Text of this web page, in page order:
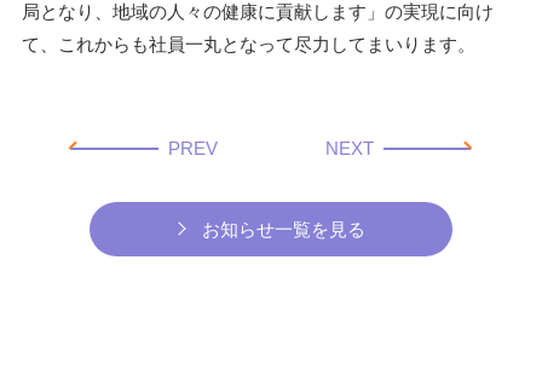
局となり、地域の人々の健康に貢献します」の実現に向け
て、これからも社員一丸となって尽力してまいります。
PREV
お知らせ一覧を見る
NEXT